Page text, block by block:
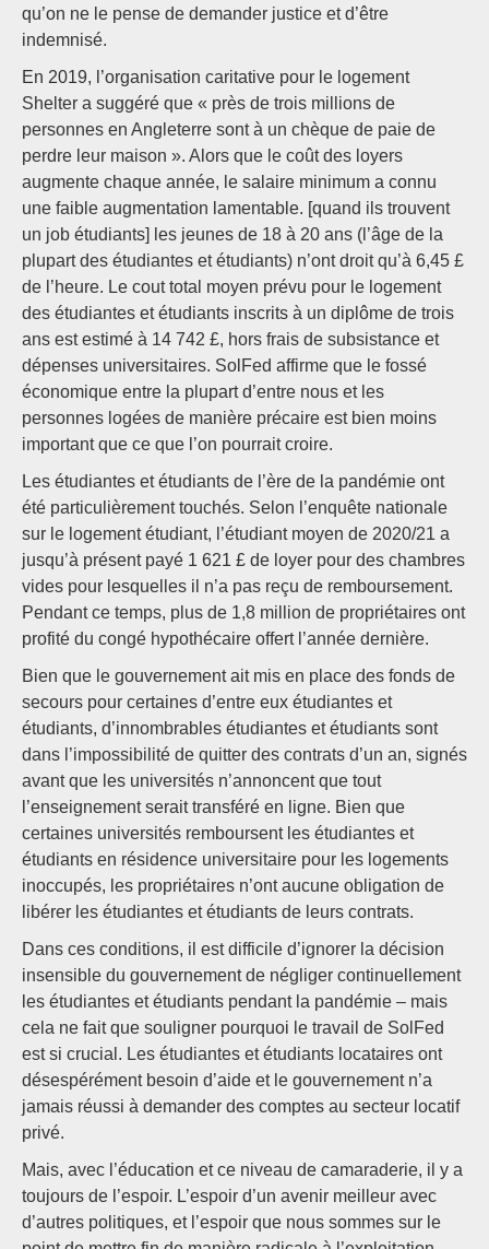
qu’on ne le pense de demander justice et d’être
indemnisé.
En 2019, l’organisation caritative pour le logement
Shelter a suggéré que « près de trois millions de
personnes en Angleterre sont à un chèque de paie de
perdre leur maison ». Alors que le coût des loyers
augmente chaque année, le salaire minimum a connu
une faible augmentation lamentable. [quand ils trouvent
un job étudiants] les jeunes de 18 à 20 ans (l’âge de la
plupart des étudiantes et étudiants) n’ont droit qu’à 6,45 £
de l’heure. Le cout total moyen prévu pour le logement
des étudiantes et étudiants inscrits à un diplôme de trois
ans est estimé à 14 742 £, hors frais de subsistance et
dépenses universitaires. SolFed affirme que le fossé
économique entre la plupart d’entre nous et les
personnes logées de manière précaire est bien moins
important que ce que l’on pourrait croire.
Les étudiantes et étudiants de l’ère de la pandémie ont
été particulièrement touchés. Selon l’enquête nationale
sur le logement étudiant, l’étudiant moyen de 2020/21 a
jusqu’à présent payé 1 621 £ de loyer pour des chambres
vides pour lesquelles il n’a pas reçu de remboursement.
Pendant ce temps, plus de 1,8 million de propriétaires ont
profité du congé hypothécaire offert l’année dernière.
Bien que le gouvernement ait mis en place des fonds de
secours pour certaines d’entre eux étudiantes et
étudiants, d’innombrables étudiantes et étudiants sont
dans l’impossibilité de quitter des contrats d’un an, signés
avant que les universités n’annoncent que tout
l’enseignement serait transféré en ligne. Bien que
certaines universités remboursent les étudiantes et
étudiants en résidence universitaire pour les logements
inoccupés, les propriétaires n’ont aucune obligation de
libérer les étudiantes et étudiants de leurs contrats.
Dans ces conditions, il est difficile d’ignorer la décision
insensible du gouvernement de négliger continuellement
les étudiantes et étudiants pendant la pandémie – mais
cela ne fait que souligner pourquoi le travail de SolFed
est si crucial. Les étudiantes et étudiants locataires ont
désespérément besoin d’aide et le gouvernement n’a
jamais réussi à demander des comptes au secteur locatif
privé.
Mais, avec l’éducation et ce niveau de camaraderie, il y a
toujours de l’espoir. L’espoir d’un avenir meilleur avec
d’autres politiques, et l’espoir que nous sommes sur le